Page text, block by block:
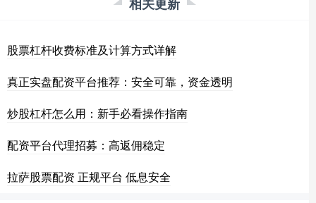
股票杠杆收费标准及计算方式详解
真正实盘配资平台推荐：安全可靠，资金透明
炒股杠杆怎么用：新手必看操作指南
配资平台代理招募：高返佣稳定
拉萨股票配资 正规平台 低息安全